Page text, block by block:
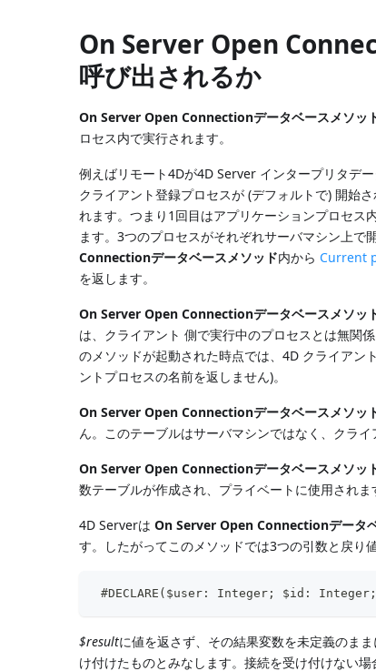
On Server Open
呼び出されるか
On Server Open Connectionデータベースメソッ
ロセス内で実行されます。
例えばリモート4Dが4D Server インタープリタデ
クライアント登録プロセスが (デフォルトで) 開始
れます。つまり1回目はアプリケーションプロセス
ます。3つのプロセスがそれぞれサーバマシン上
Connectionデータベースメソッド内から Current
を返します。
On Server Open Connectionデータベースメソッ
は、クライアント 側で実行中のプロセスとは無関
のメソッドが起動された時点では、4D クライアン
ントプロセスの名前を返しません)。
On Server Open Connectionデータベースメソッ
ん。このテーブルはサーバマシンではなく、クライ
On Server Open Connectionデータベースメソッ
数テーブルが作成され、プライベートに使用されま
4D ServerはOn Server Open Connectionデータ
す。したがってこのメソッドでは3つの引数と戻り
#DECLARE($user: Integer; $id:
$resultに値を返さず、その結果変数を未定義のま
け付けたものとみなします。接続を受け付けない場